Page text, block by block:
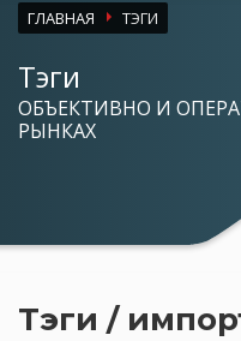
ГЛАВНАЯ ТЭГИ
Тэги
ОБЪЕКТИВНО И
РЫНКАХ
Тэги /